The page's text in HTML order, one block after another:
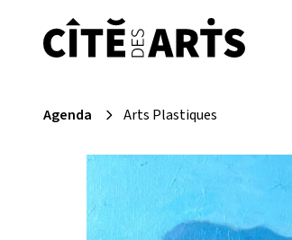
Agenda Arts Plastiques